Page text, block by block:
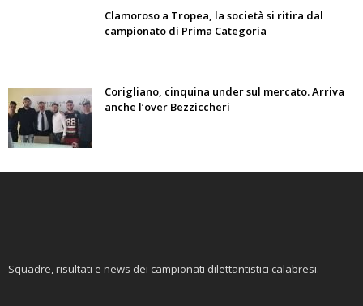
Clamoroso a Tropea, la società si ritira dal
campionato di Prima Categoria
Corigliano, cinquina under sul mercato. Arriva
anche l’over Bezziccheri
Squadre, risultati e news dei campionati dilettantistici calabresi.